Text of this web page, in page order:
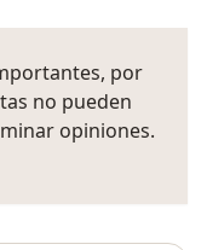
por
no pueden
opiniones.